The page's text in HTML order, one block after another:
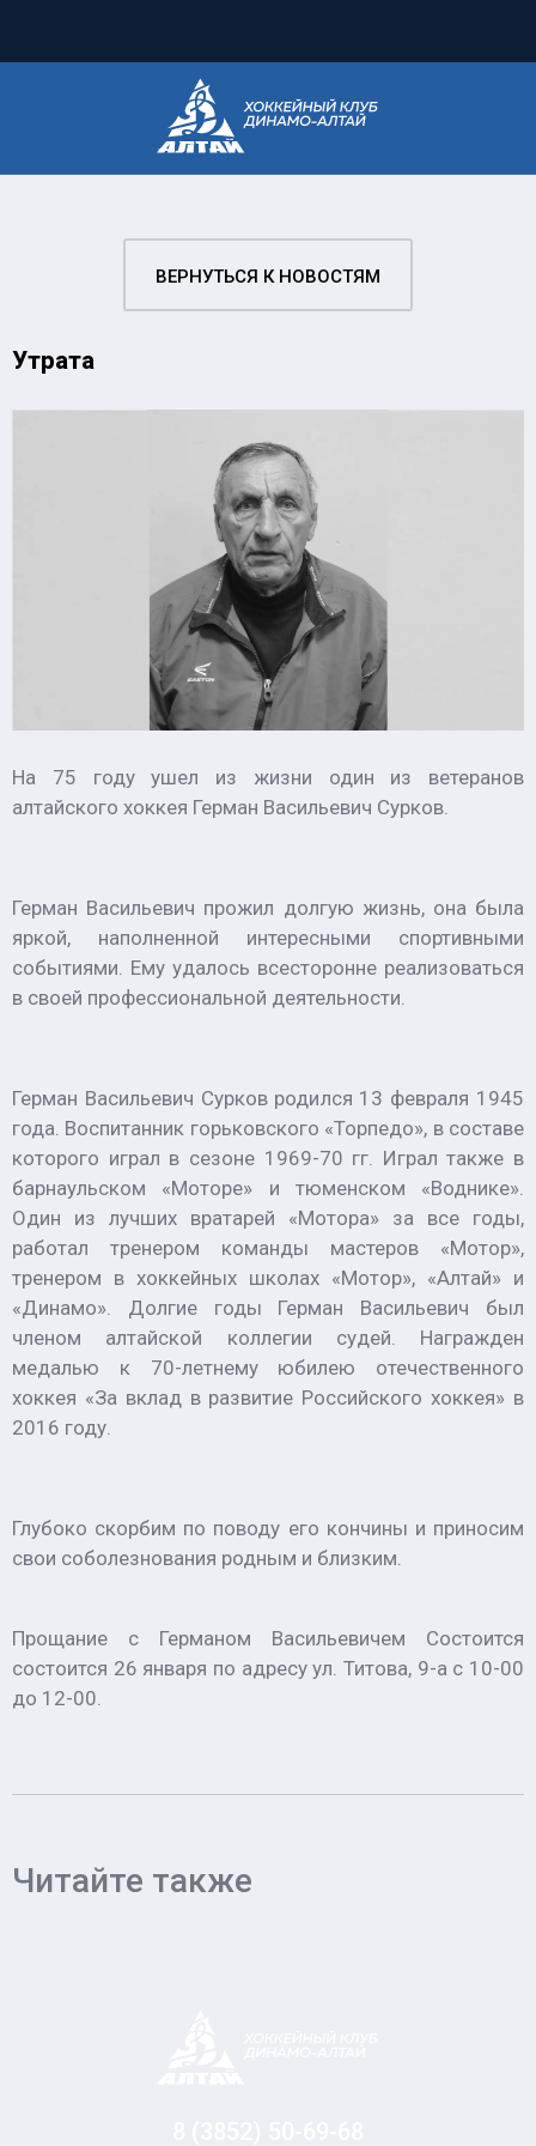
ВЕРНУТЬСЯ К НОВОСТЯМ
Утрата
На 75 году ушел из жизни один из ветеранов
алтайского хоккея Герман Васильевич Сурков.
Герман Васильевич прожил долгую жизнь, она была
яркой, наполненной интересными спортивными
событиями. Ему удалось всесторонне реализоваться
в своей профессиональной деятельности.
Герман Васильевич Сурков родился 13 февраля 1945
года. Воспитанник горьковского «Торпедо», в составе
которого играл в сезоне 1969-70 гг. Играл также в
барнаульском «Моторе» и тюменском «Воднике».
Один из лучших вратарей «Мотора» за все годы,
работал тренером команды мастеров «Мотор»,
тренером в хоккейных школах «Мотор», «Алтай» и
«Динамо». Долгие годы Герман Васильевич был
членом алтайской коллегии судей. Награжден
медалью к 70-летнему юбилею отечественного
хоккея «За вклад в развитие Российского хоккея» в
2016 году.
Глубоко скорбим по поводу его кончины и приносим
свои соболезнования родным и близким.
Прощание с Германом Васильевичем Состоится
состоится 26 января по адресу ул. Титова, 9-а с 10-00
до 12-00.
Читайте также